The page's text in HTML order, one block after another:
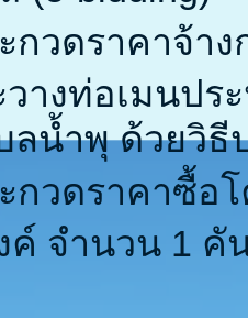
กวดราคาจ้า
างท่อเมนป
น้ำพุ ด้วยวิธี
กวดราคาซื้อ
ค์ จำนวน 1 คั